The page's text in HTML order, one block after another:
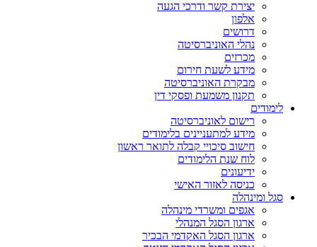
יצירת קשר ודרכי הגעה
אלפון
דרושים
נהלי האוניברסיטה
מכרזים
מידע לשעת חירום
מבקרת האוניברסיטה
תקנון משמעת ופסקי דין
לימודים
רישום לאוניברסיטה
מידע למתעניינים בלימודים
חישוב סיכויי קבלה לתואר ראשון
לוח שנת הלימודים
ידיעונים
כניסה לאזור האישי
סגל ומינהלה
אגפים ומשרדי מינהלה
ארגון הסגל המנהלי
ארגון הסגל האקדמי הבכיר